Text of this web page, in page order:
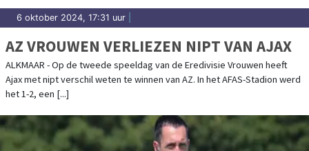
6 oktober 2024, 17:31 uur
AZ VROUWEN VERLIEZEN NIPT VAN AJAX
ALKMAAR - Op de tweede speeldag van de Eredivisie Vrouwen heeft
Ajax met nipt verschil weten te winnen van AZ. In het AFAS-Stadion werd
het 1-2, een [...]